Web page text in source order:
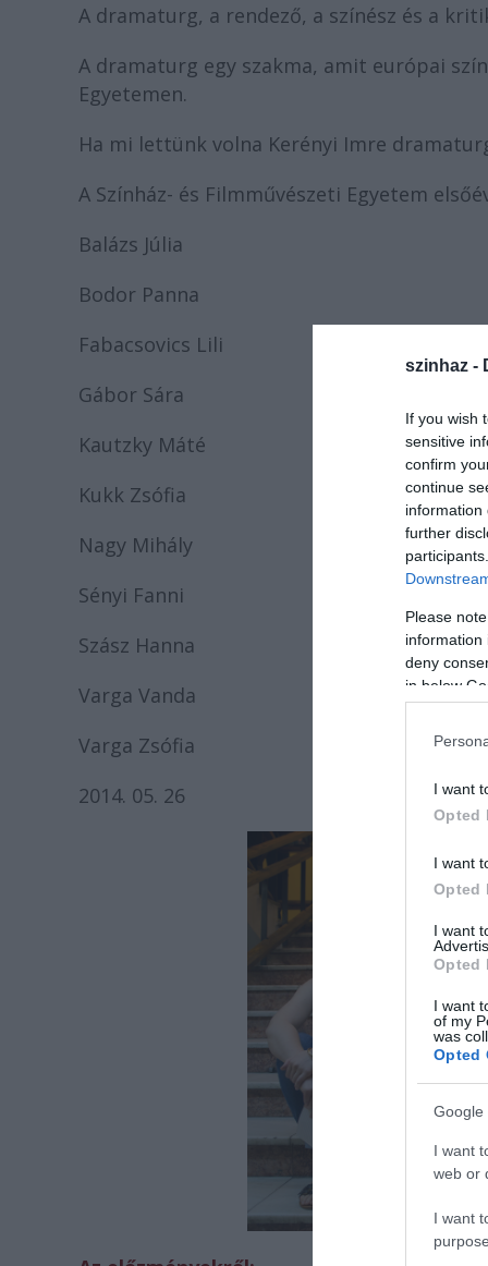
szinhaz -
If you wish
sensitive
confirm
continue
information
further
Please
information
deny
in below
I want
Opted
I want
Opted
I want
Opted
I want
of my
was
Opted
Google
I want
web or
I want
A dramaturg, a rendező, a színész és a
A dramaturg egy szakma, amit európai
Egyetemen.
Ha mi lettünk volna Kerényi Imre
A Színház- és Filmművészeti Egyetem
Balázs Júlia
Bodor Panna
Fabacsovics Lili
Gábor Sára
Kautzky Máté
Kukk Zsófia
Nagy Mihály
Sényi Fanni
Szász Hanna
Varga Vanda
Varga Zsófia
2014. 05. 26